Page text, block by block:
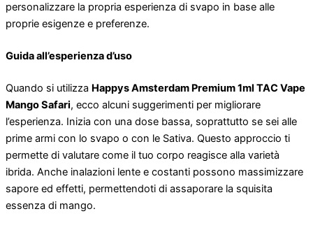
personalizzare la propria esperienza di svapo in base alle
proprie esigenze e preferenze.
Guida all’esperienza d’uso
Quando si utilizza Happys Amsterdam Premium 1ml TAC Vape
Mango Safari, ecco alcuni suggerimenti per migliorare
l’esperienza. Inizia con una dose bassa, soprattutto se sei alle
prime armi con lo svapo o con le Sativa. Questo approccio ti
permette di valutare come il tuo corpo reagisce alla varietà
ibrida. Anche inalazioni lente e costanti possono massimizzare
sapore ed effetti, permettendoti di assaporare la squisita
essenza di mango.